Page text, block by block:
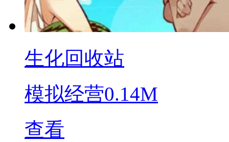
生化回收站
模拟经营0.14M
查看